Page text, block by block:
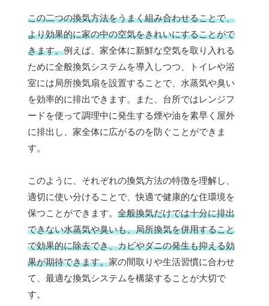
この二つの換気方法をうまく組み合わせることで、
より効果的に家の中の空気をきれいにすることがで
きます。例えば、家全体に新鮮な空気を取り入れる
ために全般換気システムを導入しつつ、トイレや浴
室には局所換気扇を設置することで、水蒸気や臭い
を効率的に排出できます。また、台所ではレンジフ
ードを使って調理中に発生する煙や油を素早く屋外
に排出し、家全体に広がるのを防ぐことができま
す。
このように、それぞれの換気方法の特徴を理解し、
適切に使い分けることで、快適で健康的な住環境を
保つことができます。 全般換気だけでは十分に排出
できない水蒸気や臭いも、局所換気を併用すること
で効果的に除去でき、カビやダニの発生も抑える効
果が期待できます。家の間取りや生活習慣に合わせ
て、最適な換気システムを構築することが大切で
す。